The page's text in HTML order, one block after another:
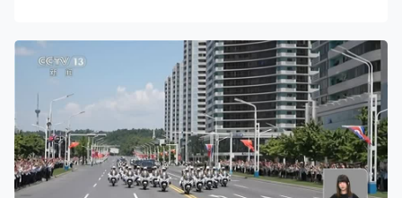
老島桑托斯將軍城，一座設有快餐店的3層高建築物倒塌，
瞬間變成頹垣敗瓦，民眾受驚四散。 棉蘭老島附近海域周
一早上約7時半發生7.8級地震，震源深度33公里，菲律賓
火山地震研究所表示6個監測站監測到海嘯，其中最高約
1.4米。沿海的桑托斯將軍城人口逾70萬，成為重災區。當
地國際機場結構嚴重受損，大量天花建築脫落，民航局下
令機場暫停運作，至少十多航班取消。有旅客驚惶失措，